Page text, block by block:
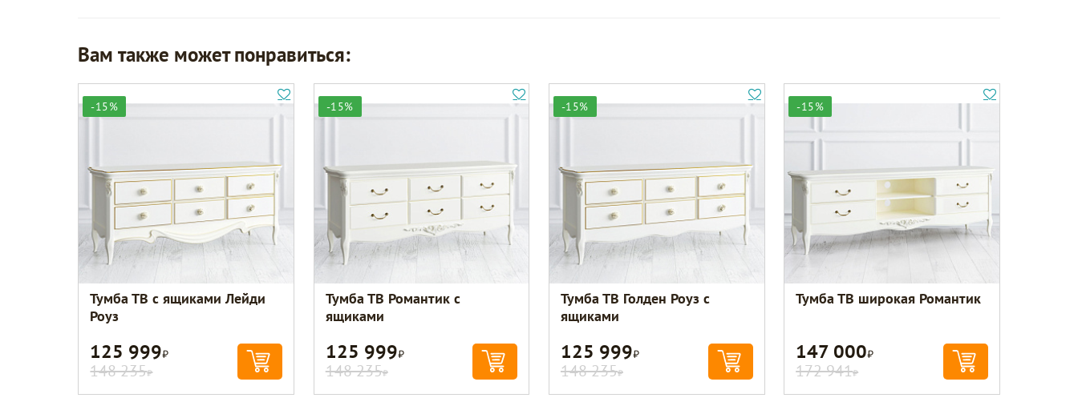
Вам также может понравиться:
-15%
Тумба ТВ с ящиками Лейди
Роуз
125 999Р
148 235Р
-15%
Тумба ТВ Романтик с
ящиками
125 999Р
148 235Р
-15%
Тумба ТВ Голден Роуз с
ящиками
125 999Р
148 235Р
-15%
Тумба ТВ широкая Романтик
147 000Р
172 941Р